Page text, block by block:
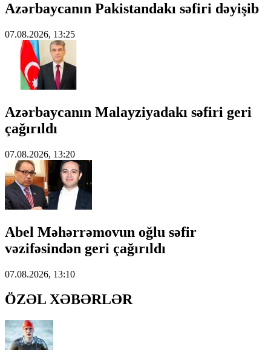
Azərbaycanın Pakistandakı səfiri dəyişib
07.08.2026, 13:25
Azərbaycanın Malayziyadakı səfiri geri
çağırıldı
07.08.2026, 13:20
Abel Məhərrəmovun oğlu səfir
vəzifəsindən geri çağırıldı
07.08.2026, 13:10
ÖZƏL XƏBƏRLƏR